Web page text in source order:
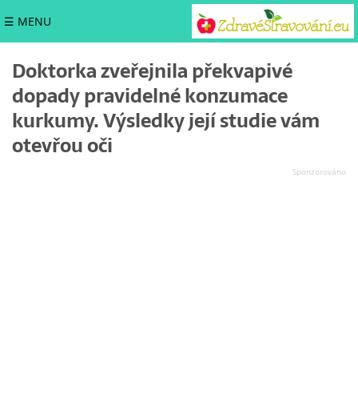
☰ MENU
Doktorka zveřejnila překvapivé
dopady pravidelné konzumace
kurkumy. Výsledky její studie vám
otevřou oči